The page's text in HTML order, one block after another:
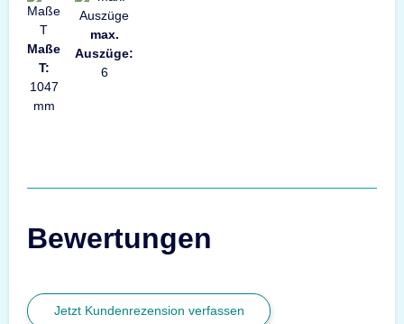
Maße
T:
1047
mm
max.
Auszüge:
6
Bewertungen
Jetzt Kundenrezension verfassen